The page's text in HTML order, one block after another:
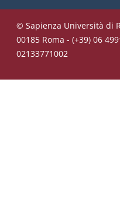
© Sapienza Università di
00185 Roma - (+39) 06
02133771002